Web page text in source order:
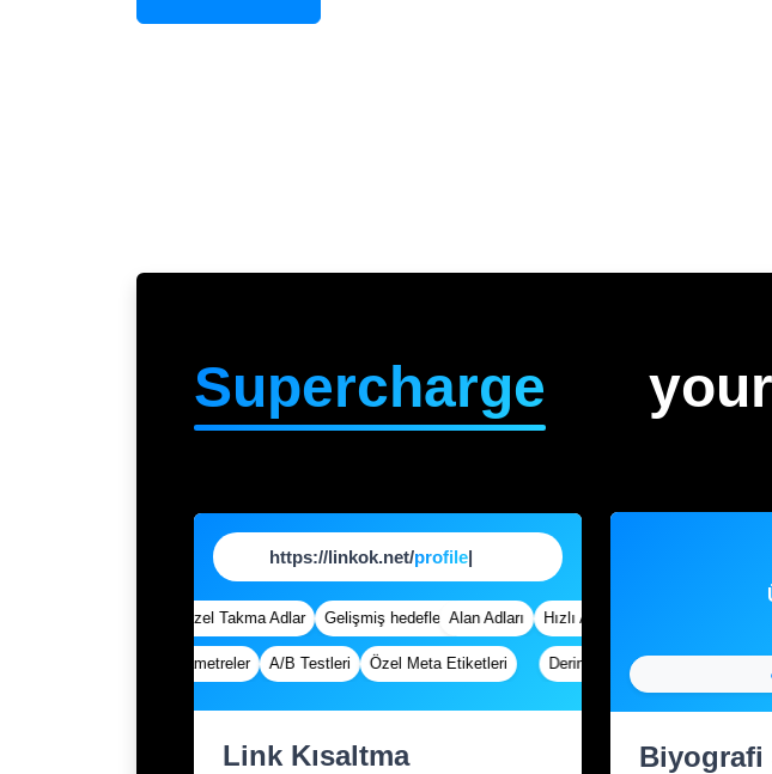
Supercharge
https://linkok.net/prof|
Özel Takma Adlar Gelişmiş hedeflemeAlan Adları Hızlı Analizler
Özel Parametreler A/B Testleri Özel Meta Etiketleri Derin Bağlantılar
Link Kısaltma Biyografi